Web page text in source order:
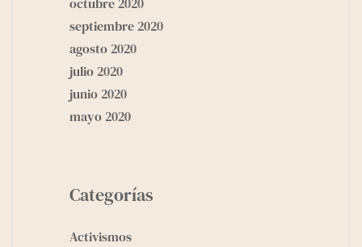
septiembre 2020
agosto 2020
julio 2020
junio 2020
mayo 2020
Categorías
Activismos